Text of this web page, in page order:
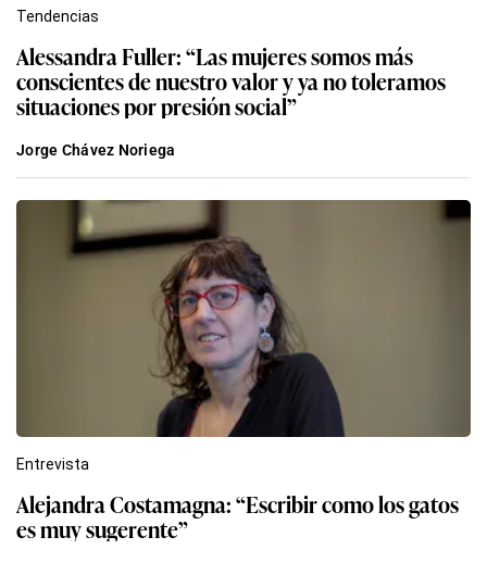
Tendencias
Alessandra Fuller: “Las mujeres somos más
conscientes de nuestro valor y ya no toleramos
situaciones por presión social”
Jorge Chávez Noriega
Entrevista
Alejandra Costamagna: “Escribir como los gatos
es muy sugerente”